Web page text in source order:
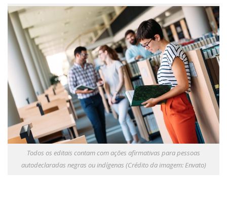
Linhas de Pesquisa
Centros, Núcleos e Projetos em Rede
Pós-doutorado
Iniciação Científica
Transferência de Tecnologia
Empresas Juniores
Extensão à Comunidade
Projetos, Programas e Cursos
Artes, Cultura e Esportes
Museus e Espaços Interativos
Serviços
Bibliotecas
Apoio ao Estudante
Segurança, Trânsito e Prevenção
Todos os editais contam com ações afirmativas para pessoas
autodeclaradas negras ou indígenas (Crédito da imagem: Envato)